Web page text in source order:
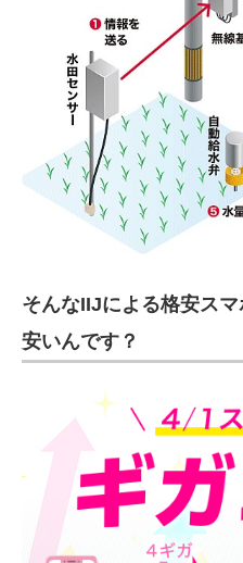
そんなIIJによる格安ス
安いんです？